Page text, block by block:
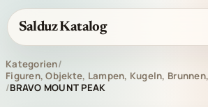
Salduz Katalog
Kategorien/
Figuren, Objekte, Lampen, Kugeln,
/BRAVO MOUNT PEAK